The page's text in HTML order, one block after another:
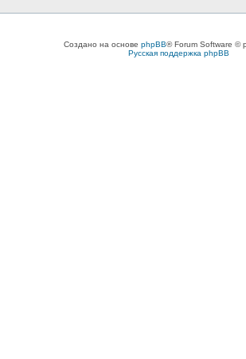
Создано на основе phpBB® Forum Software ©
Русская поддержка phpBB